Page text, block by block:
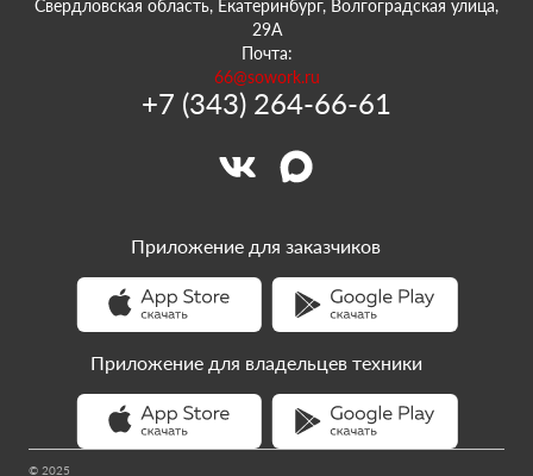
Свердловская область, Екатеринбург, Волгоградская улица,
29А
Почта:
66@sowork.ru
+7 (343) 264-66-61
© 2025
Приложение для заказчиков
Приложение для владельцев техники